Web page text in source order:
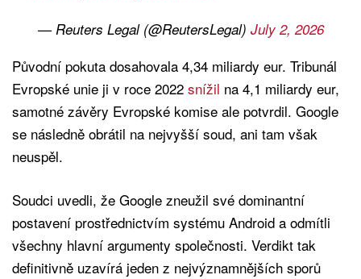
— Reuters Legal (@ReutersLegal) July 2, 2026
Původní pokuta dosahovala 4,34 miliardy eur. Tribunál
Evropské unie ji v roce 2022 snížil na 4,1 miliardy eur,
samotné závěry Evropské komise ale potvrdil. Google
se následně obrátil na nejvyšší soud, ani tam však
neuspěl.
Soudci uvedli, že Google zneužil své dominantní
postavení prostřednictvím systému Android a odmítli
všechny hlavní argumenty společnosti. Verdikt tak
definitivně uzavírá jeden z nejvýznamnějších sporů